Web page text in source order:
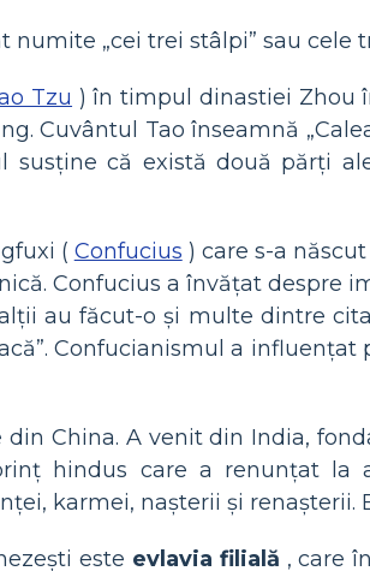
„cei trei stâlpi” sau cele
Tzu ) în timpul dinastiei Zhou
Cuvântul Tao înseamnă
că există două părți
( Confucius ) care s-a
Confucius a învățat despre
au făcut-o și multe dintre
Confucianismul a
China. A venit din India,
hindus care a renunțat la
karmei, nașterii și renașterii.
este evlavia filială , care